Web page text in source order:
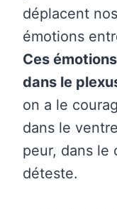
déplacent
émotions
Ces
dans le
on a le
dans le
peur, dans
déteste.